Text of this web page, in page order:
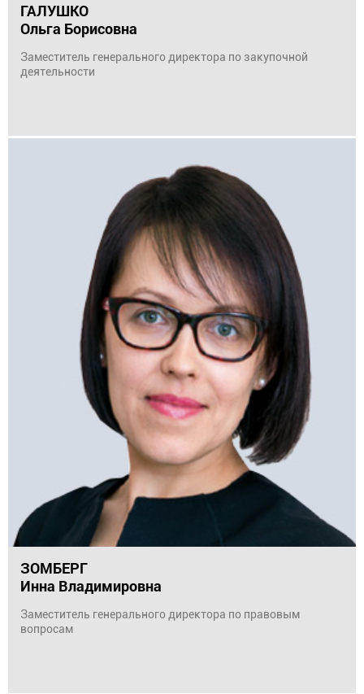
ГАЛУШКО
Ольга Борисовна
Заместитель генерального директора по закупочной
деятельности
ЗОМБЕРГ
Инна Владимировна
Заместитель генерального директора по правовым
вопросам